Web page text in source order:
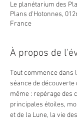
Le planétarium des
Plans d'Hotonnes,
France
À propos de
Tout commence dans
séance de
même : repérage des
principales étoiles,
et de la Lune, la vie